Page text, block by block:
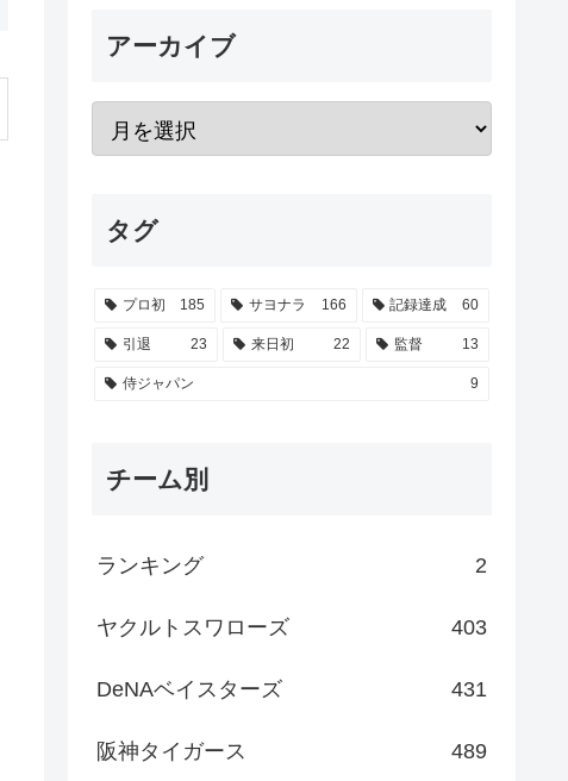
アーカイブ
タグ
プロ初 185 サヨナラ 166 記録達成 60
引退 23 来日初 22 監督 13
侍ジャパン 9
チーム別
ランキング 2
ヤクルトスワローズ 403
DeNAベイスターズ 431
阪神タイガース 489